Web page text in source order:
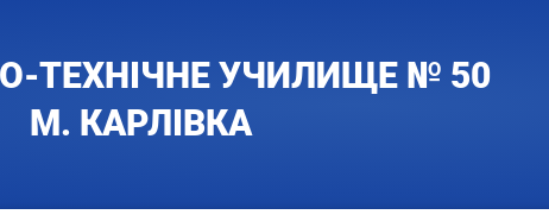
ТЕХНІЧНЕ УЧИЛИЩЕ № 50
М. КАРЛІВКА